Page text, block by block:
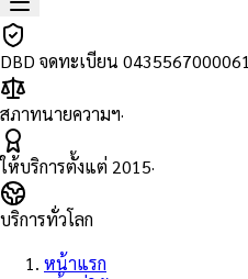
DBD จดทะเบียน 0435567000061
สภาทนายความฯ·
ให้บริการตั้งแต่ 2015·
บริการทั่วโลก
หน้าแรก